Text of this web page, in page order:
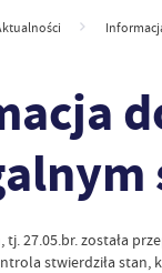
tj. 27.05.br. została
stwierdziła stan,